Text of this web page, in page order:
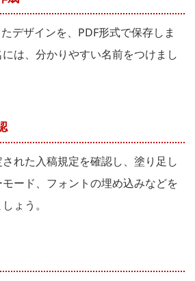
デザインを、PDF形式で保存しま
は、分かりやすい名前をつけまし
れた入稿規定を確認し、塗り足し
ード、フォントの埋め込みなどを
ょう。